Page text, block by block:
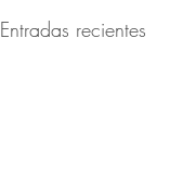
Entradas recientes